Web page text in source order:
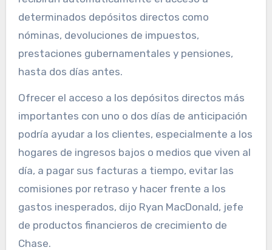
determinados depósitos directos como
nóminas, devoluciones de impuestos,
prestaciones gubernamentales y pensiones,
hasta dos días antes.
Ofrecer el acceso a los depósitos directos más
importantes con uno o dos días de anticipación
podría ayudar a los clientes, especialmente a los
hogares de ingresos bajos o medios que viven al
día, a pagar sus facturas a tiempo, evitar las
comisiones por retraso y hacer frente a los
gastos inesperados, dijo Ryan MacDonald, jefe
de productos financieros de crecimiento de
Chase.